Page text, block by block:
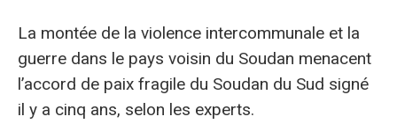
La montée de la violence intercommunale et la
guerre dans le pays voisin du Soudan menacent
l’accord de paix fragile du Soudan du Sud signé
il y a cinq ans, selon les experts.